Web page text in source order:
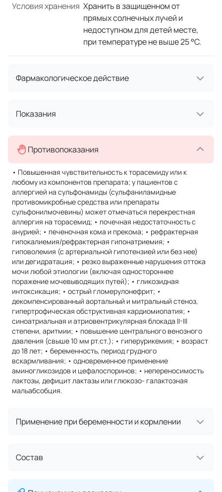
Условия хранения Хранить в защищенном от
прямых солнечных лучей и
недоступном для детей месте,
при температуре не выше 25 °C.
Фармакологическое действие
Показания
Противопоказания
• Повышенная чувствительность к торасемиду или к
любому из компонентов препарата; у пациентов с
аллергией на сульфонамиды (сульфаниламидные
противомикробные средства или препараты
сульфонилмочевины) может отмечаться перекрестная
аллергия на торасемид; • почечная недостаточность с
анурией; • печеночная кома и прекома; • рефрактерная
гипокалиемия/рефрактерная гипонатриемия; •
гиповолемия (с артериальной гипотензией или без нее)
или дегидратация; • резко выраженные нарушения оттока
мочи любой этиологии (включая одностороннее
поражение мочевыводящих путей); • гликозидная
интоксикация; • острый гломерулонефрит; •
декомпенсированный аортальный и митральный стеноз,
гипертрофическая обструктивная кардиомиопатия; •
синоатриальная и атриовентрикулярная блокада II-III
степени, аритмии; • повышение центрального венозного
давления (свыше 10 мм рт.ст.); • гиперурикемия; • возраст
до 18 лет; • беременность, период грудного
вскармливания; • одновременное применение
аминогликозидов и цефалоспоринов; • непереносимость
лактозы, дефицит лактазы или глюкозо- галактозная
мальабсобция.
Применение при беременности и кормлении
Состав